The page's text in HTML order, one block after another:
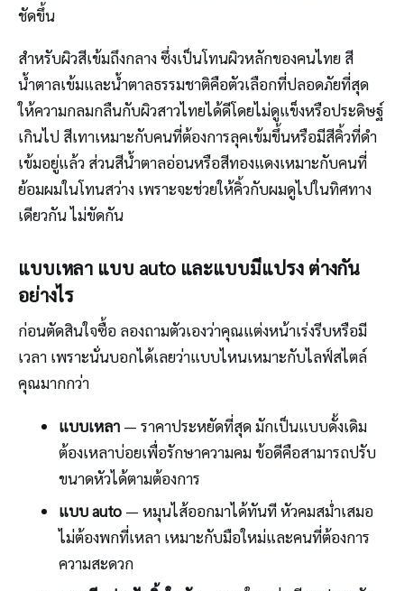
ชัดขึ้น
สำหรับผิวสีเข้มถึงกลาง ซึ่งเป็นโทนผิวหลักของคนไทย สี
น้ำตาลเข้มและน้ำตาลธรรมชาติคือตัวเลือกที่ปลอดภัยที่สุด
ให้ความกลมกลืนกับผิวสาวไทยได้ดีโดยไม่ดูแข็งหรือประดิษฐ์
เกินไป สีเทาเหมาะกับคนที่ต้องการลุคเข้มขึ้นหรือมีสีคิ้วที่ดำ
เข้มอยู่แล้ว ส่วนสีน้ำตาลอ่อนหรือสีทองแดงเหมาะกับคนที่
ย้อมผมในโทนสว่าง เพราะจะช่วยให้คิ้วกับผมดูไปในทิศทาง
เดียวกัน ไม่ขัดกัน
แบบเหลา แบบ auto และแบบมีแปรง ต่างกัน
อย่างไร
ก่อนตัดสินใจซื้อ ลองถามตัวเองว่าคุณแต่งหน้าเร่งรีบหรือมี
เวลา เพราะนั่นบอกได้เลยว่าแบบไหนเหมาะกับไลฟ์สไตล์
คุณมากกว่า
แบบเหลา— ราคาประหยัดที่สุด มักเป็นแบบดั้งเดิม
ต้องเหลาบ่อยเพื่อรักษาความคม ข้อดีคือสามารถปรับ
ขนาดหัวได้ตามต้องการ
แบบ auto— หมุนไส้ออกมาได้ทันที หัวคมสม่ำเสมอ
ไม่ต้องพกที่เหลา เหมาะกับมือใหม่และคนที่ต้องการ
ความสะดวก